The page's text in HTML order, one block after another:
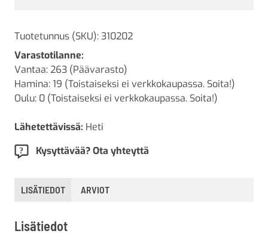
Tuotetunnus (SKU):310202
Varastotilanne:
Vantaa: 263 (Päävarasto)
Hamina: 19 (Toistaiseksi ei verkkokaupassa. Soita!)
Oulu: 0 (Toistaiseksi ei verkkokaupassa. Soita!)
Lähetettävissä: Heti
Kysyttävää? Ota yhteyttä
LISÄTIEDOT ARVIOT
Lisätiedot